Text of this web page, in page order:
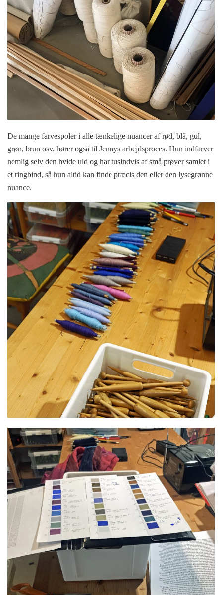
De mange farvespoler i alle tænkelige nuancer af rød, blå, gul,
grøn, brun osv. hører også til Jennys arbejdsproces. Hun indfarver
nemlig selv den hvide uld og har tusindvis af små prøver samlet i
et ringbind, så hun altid kan finde præcis den eller den lysegrønne
nuance.